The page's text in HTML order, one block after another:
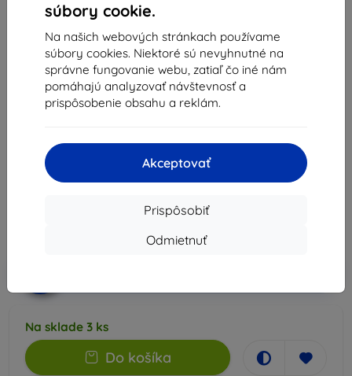
súbory cookie.
Na našich webových stránkach používame
súbory cookies. Niektoré sú nevyhnutné na
správne fungovanie webu, zatiaľ čo iné nám
pomáhajú analyzovať návštevnosť a
prispôsobenie obsahu a reklám.
Akceptovať
Prispôsobiť
Odmietnuť
Spigen Ultra Hybrid priehľadný kryt - Google Pixel
10 Pro XL (ACS09738)
Vhodné pre: Google Pixel 10 Pro XL
Priehľadný ochranný kryt s hybridnou konštrukciou, Air
23,90 €
Na sklade 3 ks
Do košíka